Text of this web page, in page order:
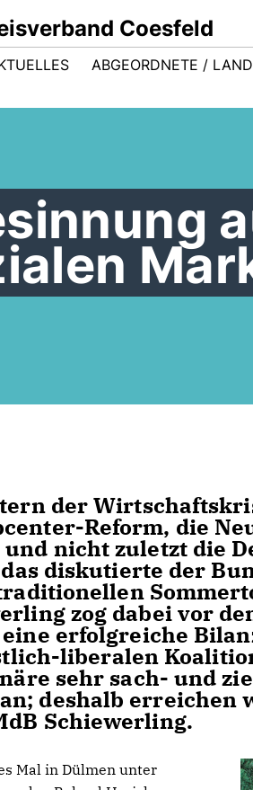
Coesfeld
ABGEORDNETE /
der
enter-Reform, die
nicht zuletzt die
diskutierte der
zog dabei vor
erfolgreiche
liberalen
sehr sach- und
deshalb erreichen
Schiewerling.
Mal in Dülmen unter